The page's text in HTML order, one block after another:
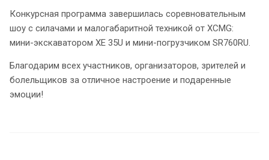
Конкурсная программа завершилась соревновательным
шоу с силачами и малогабаритной техникой от XCMG:
мини-экскаватором XE 35U и мини-погрузчиком SR760RU.
Благодарим всех участников, организаторов, зрителей и
болельщиков за отличное настроение и подаренные
эмоции!